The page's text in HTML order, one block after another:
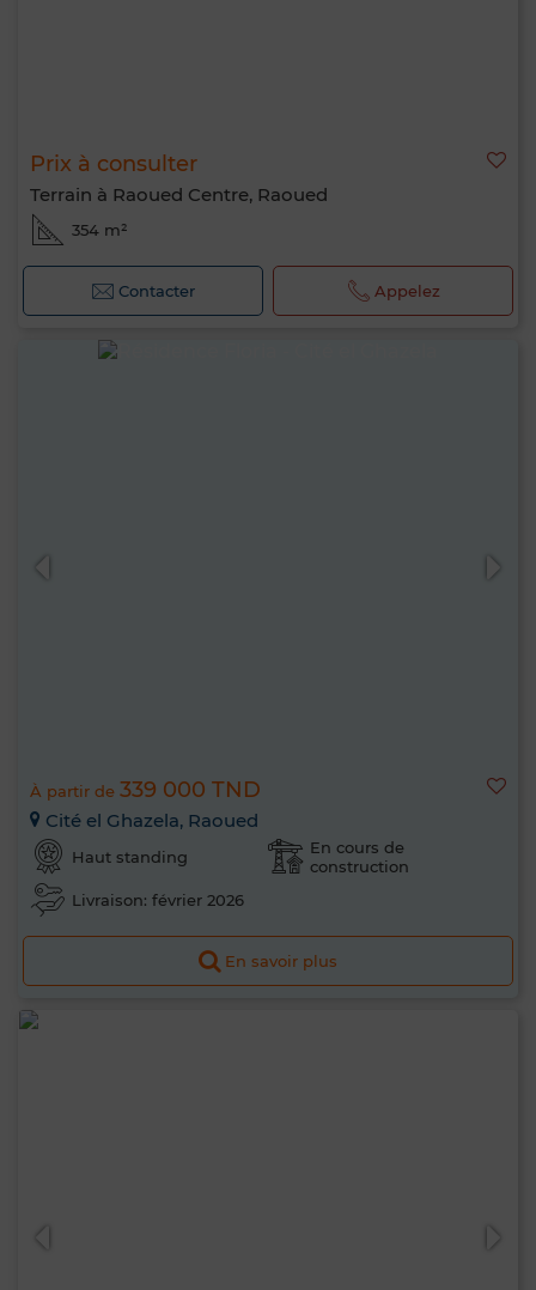
Prix à consulter
Terrain à Raoued Centre, Raoued
354 m²
Contacter Appelez
À partir de 339 000 TND
Cité el Ghazela, Raoued
Haut standing
En cours de
construction
Livraison: février 2026
En savoir plus